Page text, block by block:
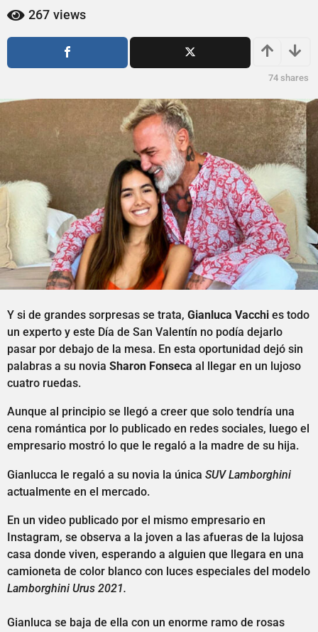
o
s
s
267 views
74 shares
Y si de grandes sorpresas se trata, Gianluca Vacchi es todo
un experto y este Día de San Valentín no podía dejarlo
pasar por debajo de la mesa. En esta oportunidad dejó sin
palabras a su novia Sharon Fonseca al llegar en un lujoso
cuatro ruedas.
Aunque al principio se llegó a creer que solo tendría una
cena romántica por lo publicado en redes sociales, luego el
empresario mostró lo que le regaló a la madre de su hija.
Gianlucca le regaló a su novia la única SUV Lamborghini
actualmente en el mercado.
En un video publicado por el mismo empresario en
Instagram, se observa a la joven a las afueras de la lujosa
casa donde viven, esperando a alguien que llegara en una
camioneta de color blanco con luces especiales del modelo
Lamborghini Urus 2021.
Gianluca se baja de ella con un enorme ramo de rosas